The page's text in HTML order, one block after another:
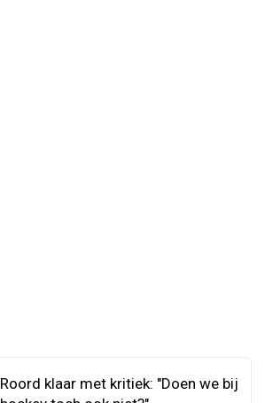
Roord klaar met kritiek: "Doen we bij